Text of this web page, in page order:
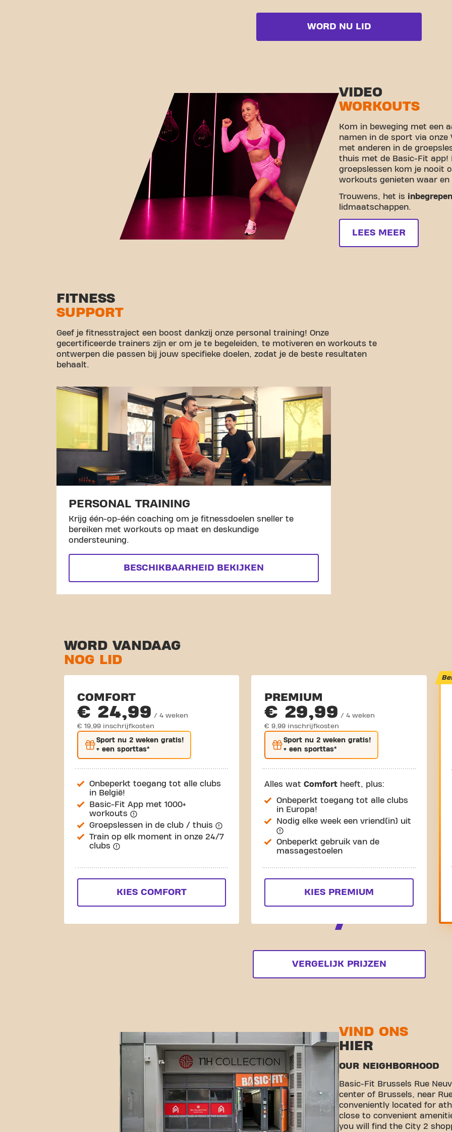
WORD NU LID
VIDEO
WORKOUTS
Kom in beweging met een
namen in de sport via onze
met anderen in de
thuis met de Basic-Fit app!
groepslessen kom je nooit
workouts genieten waar
Trouwens, het is inbegrepen
lidmaatschappen.
LEES MEER
FITNESS
SUPPORT
Geef je fitnesstraject een boost dankzij onze personal training! Onze
gecertificeerde trainers zijn er om je te begeleiden, te motiveren en workouts te
ontwerpen die passen bij jouw specifieke doelen, zodat je de beste resultaten
behaalt.
PERSONAL TRAINING
Krijg één-op-één coaching om je fitnessdoelen sneller te
bereiken met workouts op maat en deskundige
ondersteuning.
BESCHIKBAARHEID BEKIJKEN
WORD VANDAAG
NOG LID
COMFORT
€ 24,99 / 4 weken
€ 19,99 inschrijfkosten
Sport nu 2 weken gratis!
+ een sporttas*
Onbeperkt toegang tot alle clubs
in België!
Basic-Fit App met 1000+
workouts
Groepslessen in de club / thuis
Train op elk moment in onze 24/7
clubs
KIES COMFORT
PREMIUM
€ 29,99 / 4 weken
€ 9,99 inschrijfkosten
Sport nu2 weken gratis!
+ een sporttas*
Alles watComfort heeft, plus:
Onbeperkt toegang tot alle clubs
in Europa!
Nodig elke week een vriend(in) uit
Onbeperkt gebruik van de
massagestoelen
KIES PREMIUM
VERGELIJK PRIJZEN
VIND ONS
HIER
OUR NEIGHBORHOOD
Basic-Fit Brussels Rue
center of Brussels, near
conveniently located for
close to convenient
you will find the City 2